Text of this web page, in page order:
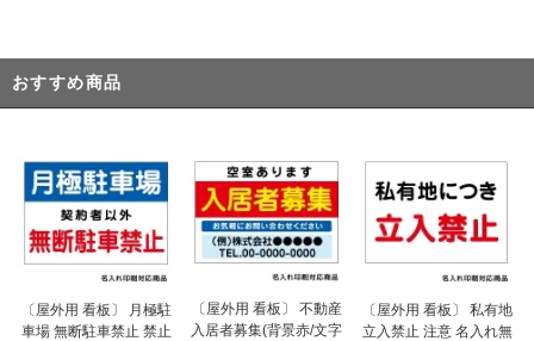
おすすめ商品
〔屋外用 看板〕 月極駐
車場 無断駐車禁止 禁止
〔屋外用 看板〕 不動産
入居者募集(背景赤/文字
〔屋外用 看板〕 私有地
立入禁止 注意 名入れ無